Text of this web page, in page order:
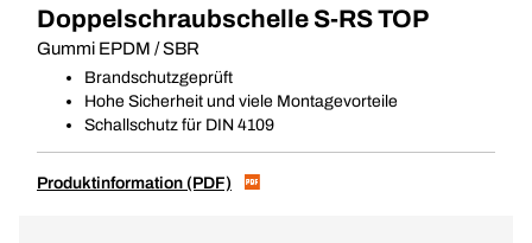
Doppelschraubschelle S-RS TOP
Gummi EPDM / SBR
Brandschutzgeprüft
Hohe Sicherheit und viele Montagevorteile
Schallschutz für DIN 4109
Produktinformation (PDF)